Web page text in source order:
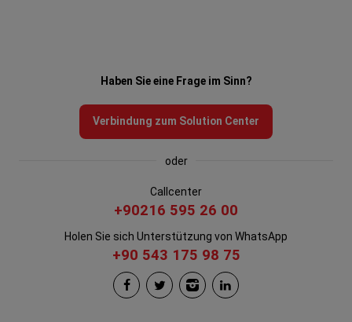
Haben Sie eine Frage im Sinn?
Verbindung zum Solution Center
oder
Callcenter
+90216 595 26 00
Holen Sie sich Unterstützung von WhatsApp
+90 543 175 98 75